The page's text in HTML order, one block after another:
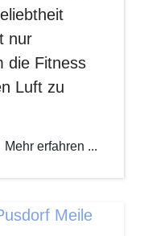
nur
die Fitness
Luft zu
Mehr erfahren ...